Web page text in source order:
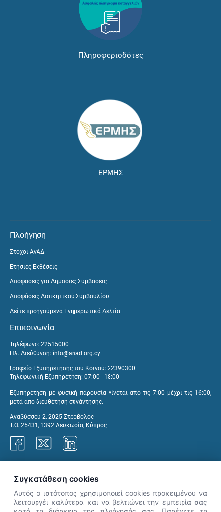
Πληροφοριοδότες
ΕΡΜΗΣ
Πλοήγηση
Στόχοι ΑνΑΔ
Ετήσιες Εκθέσεις
Αποφάσεις για Δημόσιες Συμβάσεις
Αποφάσεις Διοικητικού Συμβουλίου
Δείτε προηγούμενα Ενημερωτικά Δελτία
Επικοινωνία
Τηλέφωνο: 22515000
Ηλ. Διεύθυνση: info@anad.org.cy
Γραφείο Εξυπηρέτησης του Κοινού: 22390300
Τηλεφωνική Εξυπηρέτηση: 07:00 - 18:00
Εξυπηρέτηση με φυσική παρουσία γίνεται από τις 7:00 μέχρι τις 16:00,
μετά από διευθέτηση συνάντησης.
Αναβύσσου 2, 2025 Στρόβολος
Τ.Θ. 25431, 1392 Λευκωσία, Κύπρος
Συγκατάθεση cookies
Αυτός ο ιστότοπος χρησιμοποιεί cookies προκειμένου να
λειτουργέι καλύτερα και να βελτιώνει την εμπειρία σας